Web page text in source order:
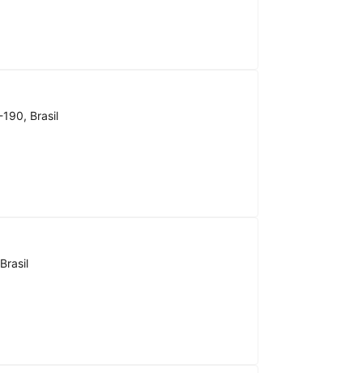
Brasil